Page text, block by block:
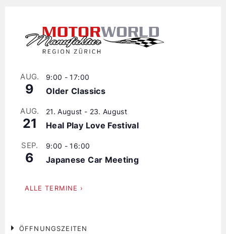
AUG.
9
9:00 - 17:00
Older Classics
AUG.
21
21. August - 23. August
Heal Play Love Festival
SEP.
6
9:00 - 16:00
Japanese Car Meeting
ALLE TERMINE ›
ÖFFNUNGSZEITEN